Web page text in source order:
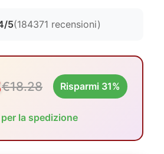
5(184371 recensioni)
€18.28 Risparmi 31%
la spedizione